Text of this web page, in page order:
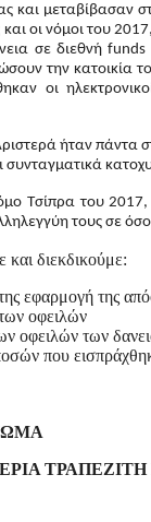
και μεταβίβασαν
οι νόμοι του
σε διεθνή
την κατοικία
οι
ήταν πάντα
συνταγματικά
Τσίπρα του 2017,
τους σε
και διεκδικούμε:
εφαρμογή της
οφειλών
οφειλών των
που
ΤΡΑΠΕΖΙΤΗ